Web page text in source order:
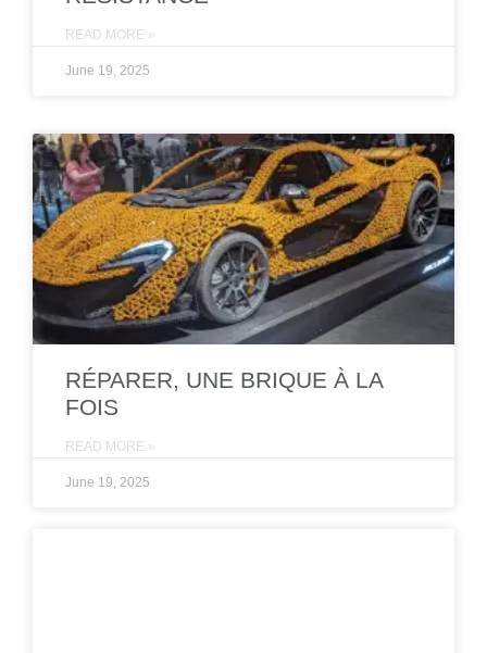
READ MORE »
June 19, 2025
RÉPARER, UNE BRIQUE À LA
FOIS
READ MORE »
June 19, 2025